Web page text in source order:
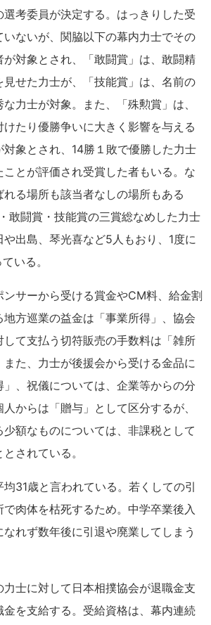
考委員が決定する。はっきりした受
いないが、関脇以下の幕内力士でその
対象とされ、「敢闘賞」は、敢闘精
せた力士が、「技能賞」は、名前の
力士が対象。また、「殊勲賞」は、
たり優勝争いに大きく影響を与える
象とされ、14勝１敗で優勝した力士
とが評価され受賞した者もいる。な
る場所も該当者なしの場所もある
敢闘賞・技能賞の三賞総なめした力士
出島、琴光喜など5人もおり、1度に
いる。
ンサーから受ける賞金やCM料、給金割
方巡業の益金は「事業所得」、協会
して支払う切符販売の手数料は「雑所
た、力士が後援会から受ける金品に
、祝儀については、企業等からの分
からは「贈与」として区分するが、
額なものについては、非課税として
されている。
31歳と言われている。若くしての引
肉体を枯死するため。中学卒業後入
れず数年後に引退や廃業してしまう
士に対して日本相撲協会が退職金支
を支給する。受給資格は、幕内連続